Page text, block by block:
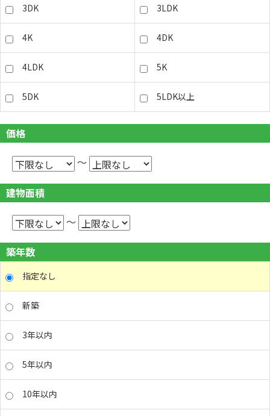
3DK 3LDK
4K 4DK
4LDK 5K
5DK 5LDK以上
価格
～
建物面積
～
築年数
指定なし
新築
3年以内
5年以内
10年以内